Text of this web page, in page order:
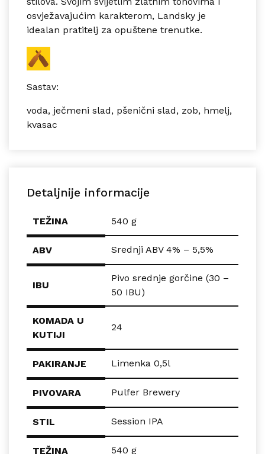
osvježavajućim karakterom, Landsky je
idealan pratitelj za opuštene trenutke.
Sastav:
voda, ječmeni slad, pšenični slad, zob, hmelj,
kvasac
Detaljnije informacije
TEŽINA 540 g
ABV Srednji ABV 4% – 5,5%
IBU
Pivo srednje gorčine (30 –
50 IBU)
KOMADA U
KUTIJI
24
PAKIRANJE Limenka 0,5l
PIVOVARA Pulfer Brewery
STIL Session IPA
TEŽINA 540 g